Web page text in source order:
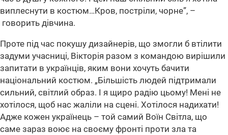
виплеснути в костюм…Кров, постріли, чорне”, –
говорить дівчина.
Проте під час покушу дизайнерів, що змогли б втілити
задуми учасниці, Вікторія разом з командою вирішили
запитати в українців, яким вони хочуть бачити
національний костюм. „Більшість людей підтримали
сильний, світлий образ. І я щиро радію цьому! Мені не
хотілося, щоб нас жаліли на сцені. Хотілося надихати!
Адже кожен українець – той самий Воїн Світла, що
саме зараз воює на своєму фронті проти зла та